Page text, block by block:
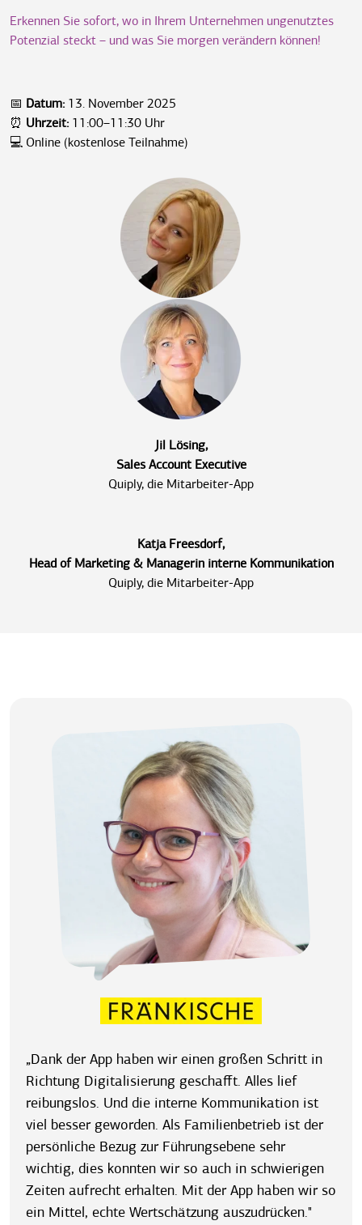
Erkennen Sie sofort, wo in Ihrem Unternehmen ungenutztes
Potenzial steckt – und was Sie morgen verändern können!
📅 Datum: 13. November 2025
⏰ Uhrzeit: 11:00–11:30 Uhr
💻 Online (kostenlose Teilnahme)
Jil Lösing,
Sales Account Executive
Quiply, die Mitarbeiter-App
Katja Freesdorf,
Head of Marketing & Managerin interne Kommunikation
Quiply, die Mitarbeiter-App
„Dank der App haben wir einen großen Schritt in
Richtung Digitalisierung geschafft. Alles lief
reibungslos. Und die interne Kommunikation ist
viel besser geworden. Als Familienbetrieb ist der
persönliche Bezug zur Führungsebene sehr
wichtig, dies konnten wir so auch in schwierigen
Zeiten aufrecht erhalten. Mit der App haben wir so
ein Mittel, echte Wertschätzung auszudrücken."